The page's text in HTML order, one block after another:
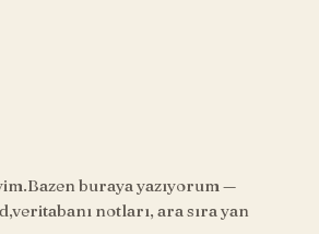
buraya yazıyorum —
notları, ara sıra yan